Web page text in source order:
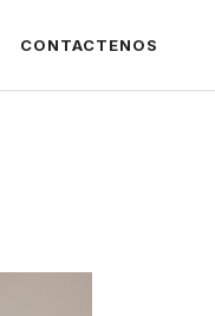
CONTACTENOS